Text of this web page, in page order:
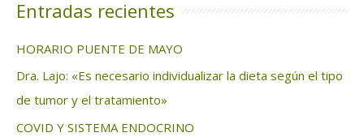
c
r
:
Entradas recientes
HORARIO PUENTE DE MAYO
Dra. Lajo: «Es necesario individualizar la dieta según el tipo
de tumor y el tratamiento»
COVID Y SISTEMA ENDOCRINO